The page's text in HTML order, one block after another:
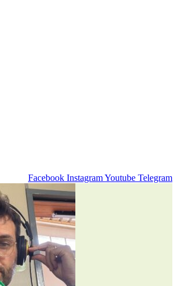
Facebook InstagramYoutube Telegram